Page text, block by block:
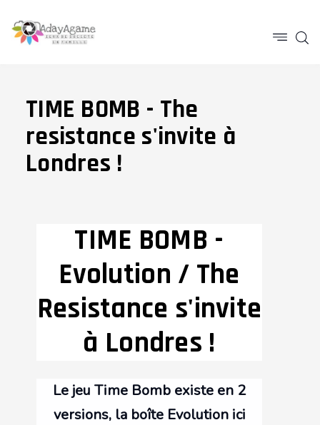
TIME BOMB - The
resistance s'invite à
Londres !
TIME BOMB -
Evolution / The
Resistance s'invite
à Londres !
Le jeu Time Bomb existe en 2
versions, la boîte Evolution ici